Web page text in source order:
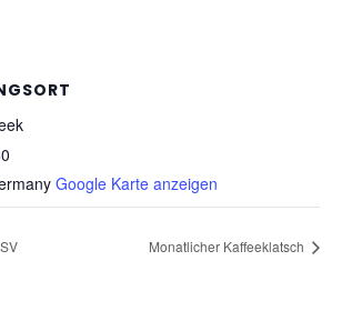
Google Karte anzeigen
Monatlicher Kaffeeklatsch